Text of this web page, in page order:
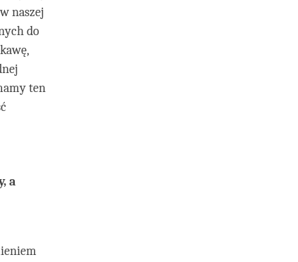
naszej
do
ten
a